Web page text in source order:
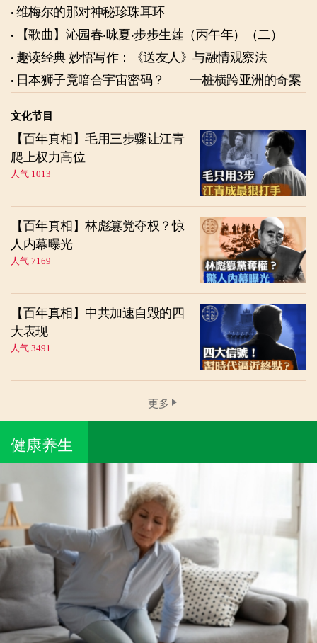
维梅尔的那对神秘珍珠耳环
【歌曲】沁园春‧咏夏‧步步生莲（丙午年）（二）
趣读经典 妙悟写作：《送友人》与融情观察法
日本狮子竟暗合宇宙密码？——一桩横跨亚洲的奇案
文化节目
【百年真相】毛用三步骤让江青
爬上权力高位
人气 1013
【百年真相】林彪篡党夺权？惊
人内幕曝光
人气 7169
【百年真相】中共加速自毁的四
大表现
人气 3491
更多
健康养生